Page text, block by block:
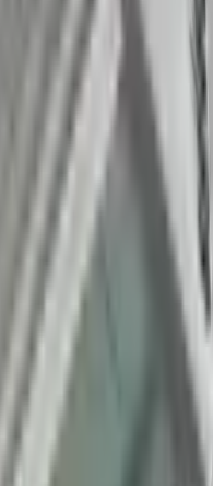
профиль
поворотный